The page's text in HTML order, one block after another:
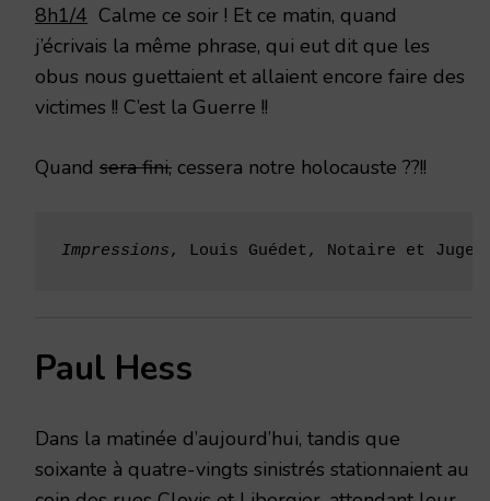
8h1/4 Calme ce soir ! Et ce matin, quand
j’écrivais la même phrase, qui eut dit que les
obus nous guettaient et allaient encore faire des
victimes !! C’est la Guerre !!
Quand sera fini, cessera notre holocauste ??!!
Impressions, Louis Guédet, Notaire et
Paul Hess
Dans la matinée d’aujourd’hui, tandis que
soixante à quatre-vingts sinistrés stationnaient au